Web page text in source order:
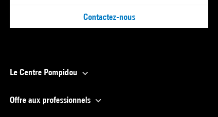
Contactez-nous
Le Centre Pompidou
Offre aux professionnels